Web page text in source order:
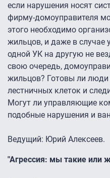
если нарушения носят
фирму-домоуправителя
этого необходимо
жильцов, и даже в случае
одной УК на другую не
свою очередь,
жильцов? Готовы ли
лестничных клеток и
Могут ли управляющие
подобные нарушения и
Ведущий: Юрий Алексеев.
"Агрессия: мы такие или